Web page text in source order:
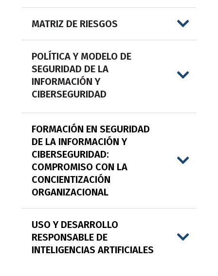
MATRIZ DE RIESGOS
POLÍTICA Y MODELO DE
SEGURIDAD DE LA
INFORMACIÓN Y
CIBERSEGURIDAD
FORMACIÓN EN SEGURIDAD
DE LA INFORMACIÓN Y
CIBERSEGURIDAD:
COMPROMISO CON LA
CONCIENTIZACIÓN
ORGANIZACIONAL
USO Y DESARROLLO
RESPONSABLE DE
INTELIGENCIAS ARTIFICIALES